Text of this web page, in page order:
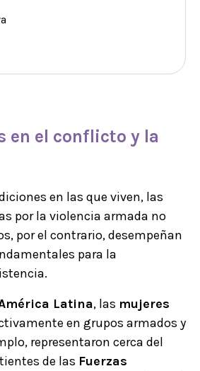
en el conflicto y la
en las que viven, las
por la violencia armada no
por el contrario, desempeñan
para la
Latina, las mujeres
en grupos armados y
representaron cerca del
de las Fuerzas